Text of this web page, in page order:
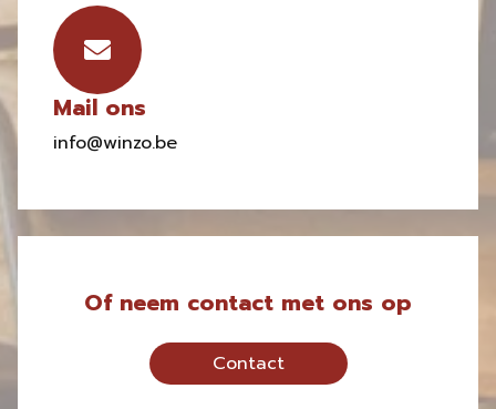
Mail ons
info@winzo.be
Of neem contact met ons op
Contact